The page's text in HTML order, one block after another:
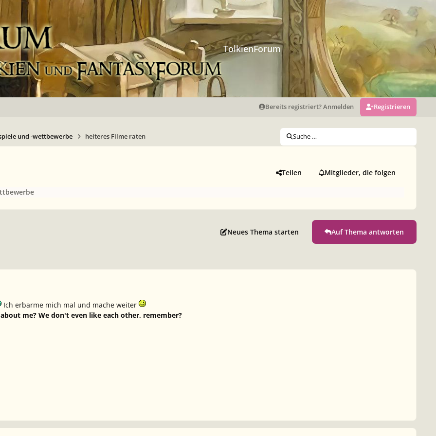
TolkienForum
Bereits registriert? Anmelden Registrieren
und -wettbewerbe heiteres Filme raten Suche …
Teilen Mitglieder, die folgen
Neues Thema starten Auf Thema antworten
Ich erbarme mich mal und mache weiter
me? We don't even like each other, remember?